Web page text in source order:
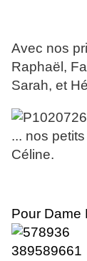
Avec nos
Raphaël,
Sarah, et
... nos
Céline.
Pour Dame